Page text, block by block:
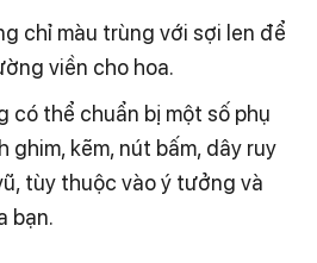
chỉ màu trùng với sợi len để
viền cho hoa.
có thể chuẩn bị một số phụ
ghim, kẽm, nút bấm, dây ruy
tùy thuộc vào ý tưởng và
bạn.